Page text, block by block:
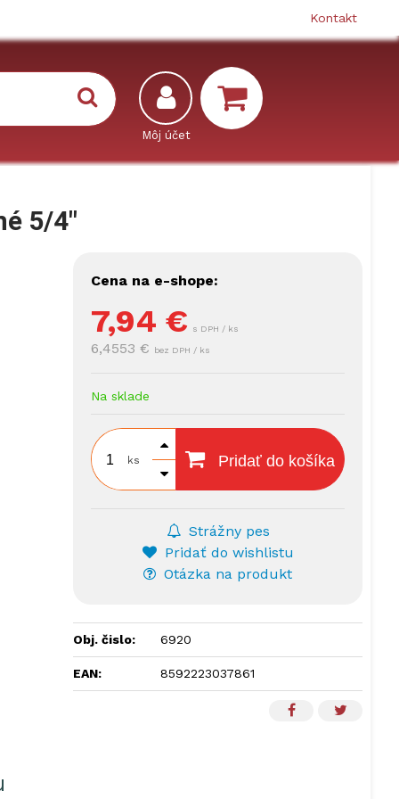
Kontakt
5/4"
Cena na e-shope:
7,94 € s DPH / ks
6,4553 € bez DPH / ks
Na sklade
ks Pridať do košíka
Strážny pes
Pridať do wishlistu
Otázka na produkt
Obj. čislo: 6920
EAN: 8592223037861